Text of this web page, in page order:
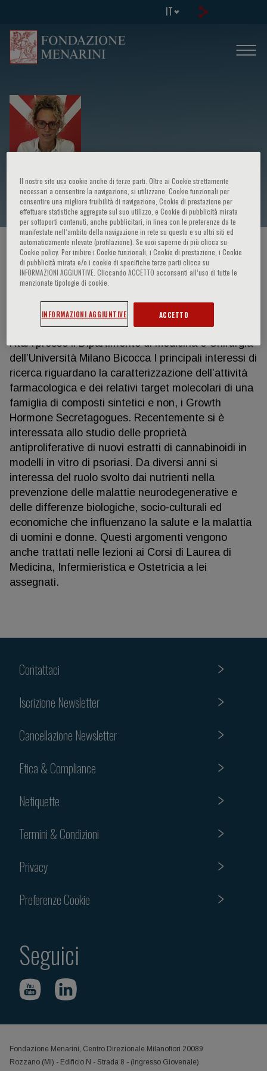
IT
Laura Rizzi
HOME PAGE / CORSI ED EVENTI / RELATORE
Laura Rizzi
RtdA presso il Dipartimento di Medicina e Chirurgia
dell’Università Milano Bicocca I principali interessi di
ricerca riguardano la caratterizzazione dell’attività
farmacologica e dei relativi target molecolari di una
famiglia di composti sintetici e non, i Growth
Hormone Secretagogues. Recentemente si è
interessata allo studio delle proprietà
antiproliferative di nuovi estratti di cannabinoidi in
modelli in vitro di psoriasi. Da diversi anni si
interessa del ruolo svolto dai nutrienti nella
prevenzione delle malattie neurodegenerative e
delle differenze biologiche, socio-culturali ed
economiche che influenzano la salute e la malattia
di uomini e donne. Questi argomenti vengono
anche trattati nelle lezioni ai Corsi di Laurea di
Medicina, Infermieristica e Ostetricia a lei
assegnati.
Contattaci
Iscrizione Newsletter
Cancellazione Newsletter
Etica & Compliance
Netiquette
Termini & Condizioni
Privacy
Preferenze Cookie
Seguici
Fondazione Menarini, Centro Direzionale Milanofiori 20089
Rozzano (MI) - Edificio N - Strada 8 - (Ingresso Giovenale)
Il nostro sito usa cookie anche di terze parti. Oltre ai Cookie strettamente
necessari a consentire la navigazione, si utilizzano, Cookie funzionali per
consentire una migliore fruibilità di navigazione, Cookie di prestazione per
effettuare statistiche aggregate sul suo utilizzo, e Cookie di pubblicità mirata
per sottoporti contenuti, anche pubblicitari, in linea con le preferenze da te
manifestate nell‘ambito della navigazione in rete su questo e su altri siti ed
automaticamente rilevate (profilazione). Se vuoi saperne di più clicca su
Cookie policy. Per inibire i Cookie funzionali, i Cookie di prestazione, i Cookie
di pubblicità mirata e/o i cookie di specifiche terze parti clicca su
INFORMAZIONI AGGIUNTIVE. Cliccando ACCETTO acconsenti all’uso di tutte le
menzionate tipologie di cookie.
INFORMAZIONI AGGIUNTIVE ACCETTO